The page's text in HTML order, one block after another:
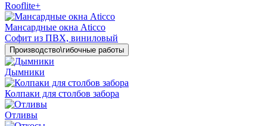
Rooflite+
Мансардные окна Aticco
Софит из ПВХ, виниловый
Производство\гибочные работы
Дымники
Колпаки для столбов забора
Отливы